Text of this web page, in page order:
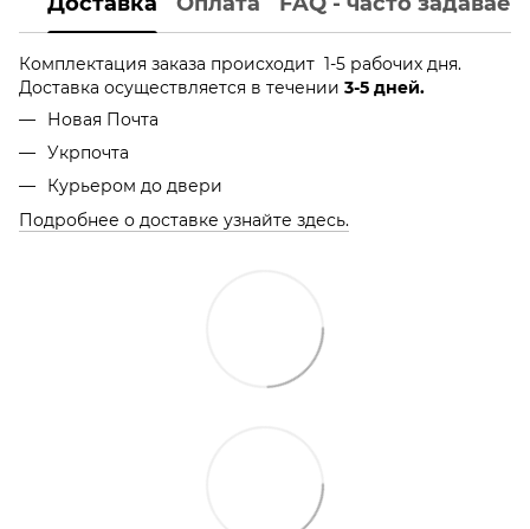
Комплектация заказа происходит 1-5 рабочих дня.
Доставка осуществляется в течении 3-5 дней.
Новая Почта
Укрпочта
Курьером до двери
Подробнее о доставке узнайте здесь.